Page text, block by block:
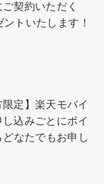
契約いただく
トいたします！
定】楽天モバイ
込みごとにポイ
なたでもお申し